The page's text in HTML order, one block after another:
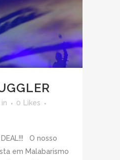
in 0
Likes
DEAL!!! O nosso
em Malabarismo